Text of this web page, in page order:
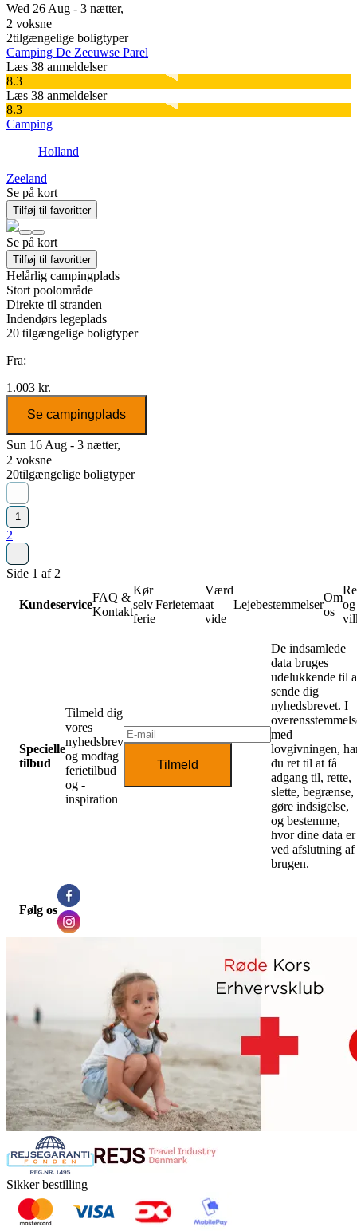
Wed 26 Aug - 3 nætter,
2 voksne
2tilgængelige boligtyper
Camping De Zeeuwse Parel
Læs 38 anmeldelser
8.3
Læs 38 anmeldelser
8.3
Camping
Holland
Zeeland
Se på kort
Tilføj til favoritter
Se på kort
Tilføj til favoritter
Helårlig campingplads
Stort poolområde
Direkte til stranden
Indendørs legeplads
20 tilgængelige boligtyper
Fra:
1.003 kr.
Se campingplads
Sun 16 Aug - 3 nætter,
2 voksne
20tilgængelige boligtyper
1
2
Side 1 af 2
Kundeservice
FAQ &
Kontakt
Kør
selv
ferie
Ferietema
Værd
at
vide
Lejebestemmelser
Om
os
og
Specielle
tilbud
Tilmeld dig
vores
nyhedsbrev
og modtag
ferietilbud
og -
inspiration
Tilmeld
De indsamlede
data bruges
udelukkende til
sende dig
nyhedsbrevet. I
med
lovgivningen,
du ret til at få
adgang til, rette,
slette, begrænse,
gøre indsigelse,
og bestemme,
hvor dine data er
ved afslutning af
brugen.
Følg os
Sikker bestilling